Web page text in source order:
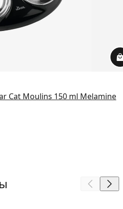
Cat Moulins 150 ml Melamine